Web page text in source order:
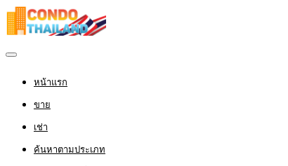
หน้าแรก
ขาย
เช่า
ค้นหาตามประเภท